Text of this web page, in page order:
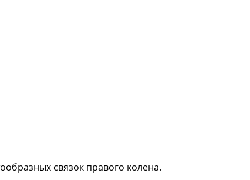
связок правого колена.